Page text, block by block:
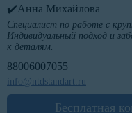
✔️Анна Михайлова
Специалист по работе с
Индивидуальный подход и
к деталям.
88006007055
info@ntdstandart.ru
Бесплатная